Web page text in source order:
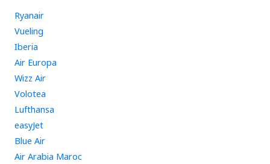
Ryanair
Vueling
Iberia
Air Europa
Wizz Air
Volotea
Lufthansa
easyJet
Blue Air
Air Arabia Maroc